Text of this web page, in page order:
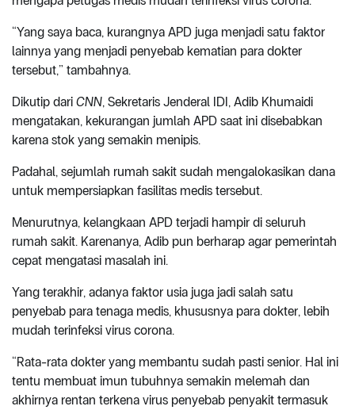
“Yang saya baca, kurangnya APD juga menjadi satu faktor
lainnya yang menjadi penyebab kematian para dokter
tersebut,” tambahnya.
Dikutip dari CNN, Sekretaris Jenderal IDI, Adib Khumaidi
mengatakan, kekurangan jumlah APD saat ini disebabkan
karena stok yang semakin menipis.
Padahal, sejumlah rumah sakit sudah mengalokasikan dana
untuk mempersiapkan fasilitas medis tersebut.
Menurutnya, kelangkaan APD terjadi hampir di seluruh
rumah sakit. Karenanya, Adib pun berharap agar pemerintah
cepat mengatasi masalah ini.
Yang terakhir, adanya faktor usia juga jadi salah satu
penyebab para tenaga medis, khususnya para dokter, lebih
mudah terinfeksi virus corona.
“Rata-rata dokter yang membantu sudah pasti senior. Hal ini
tentu membuat imun tubuhnya semakin melemah dan
akhirnya rentan terkena virus penyebab penyakit termasuk